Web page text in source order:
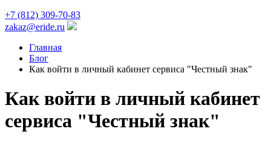
+7 (812) 309-70-83
zakaz@eride.ru
Главная
Блог
Как войти в личный кабинет сервиса "Честный знак"
Как войти в личный кабинет
сервиса "Честный знак"